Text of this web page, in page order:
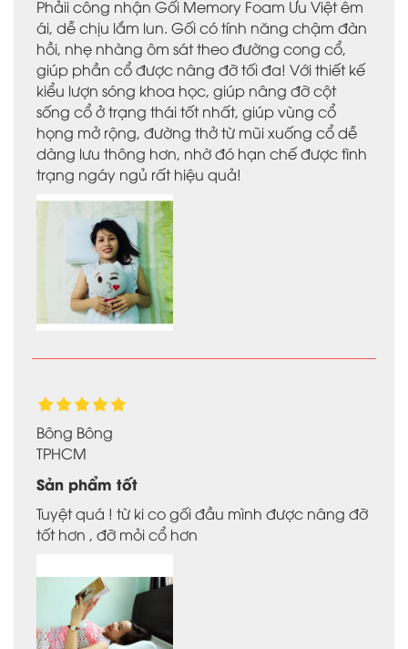
Phảii công nhận Gối Memory Foam Ưu Việt êm
ái, dễ chịu lắm lun. Gối có tính năng chậm đàn
hồi, nhẹ nhàng ôm sát theo đường cong cổ,
giúp phần cổ được nâng đỡ tối đa! Với thiết kế
kiểu lượn sóng khoa học, giúp nâng đỡ cột
sống cổ ở trạng thái tốt nhất, giúp vùng cổ
họng mở rộng, đường thở từ mũi xuống cổ dễ
dàng lưu thông hơn, nhờ đó hạn chế được tình
trạng ngáy ngủ rất hiệu quả!
Bông Bông
TPHCM
Sản phẩm tốt
Tuyệt quá ! từ ki co gối đầu mình được nâng đỡ
tốt hơn , đỡ mỏi cổ hơn